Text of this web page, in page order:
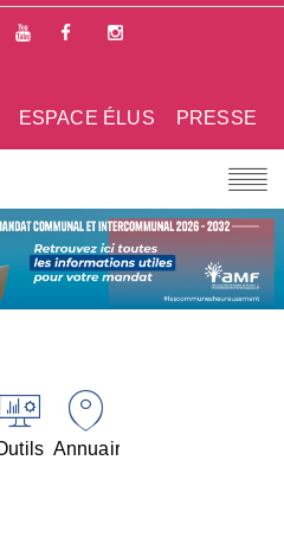
PRESSE
ESPACE ÉLUS
Annuaires